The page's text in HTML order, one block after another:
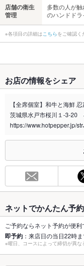
店舗の衛生
管理
多数の人が
のハンドド
※各項目の詳細は こちらをご確認く
禁煙・喫煙
全席禁煙
喫煙専用室 なし
合わせください。
お席
104席(個室
容人数
ります!!)
個室
あり ：【全
れる方も☆
座敷 あり ：ホッ
お店の情報をシェア
【全席個室】和牛と海鮮
茨城県水戸市桜川１-3-20
https://www.hotpepper.jp/
ネットでかんたん予約
ご予約ならネット予約が便利
即予約 ：来店日の当日22時
※曜日、コースによって締切が異な